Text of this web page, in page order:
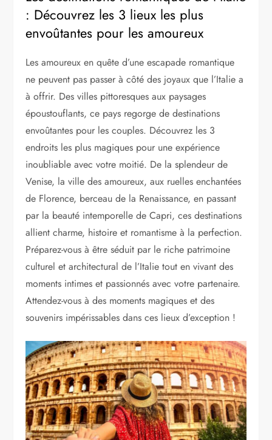
: Découvrez les 3 lieux les plus
envoûtantes pour les amoureux
Les amoureux en quête d’une escapade romantique
ne peuvent pas passer à côté des joyaux que l’Italie a
à offrir. Des villes pittoresques aux paysages
époustouflants, ce pays regorge de destinations
envoûtantes pour les couples. Découvrez les 3
endroits les plus magiques pour une expérience
inoubliable avec votre moitié. De la splendeur de
Venise, la ville des amoureux, aux ruelles enchantées
de Florence, berceau de la Renaissance, en passant
par la beauté intemporelle de Capri, ces destinations
allient charme, histoire et romantisme à la perfection.
Préparez-vous à être séduit par le riche patrimoine
culturel et architectural de l’Italie tout en vivant des
moments intimes et passionnés avec votre partenaire.
Attendez-vous à des moments magiques et des
souvenirs impérissables dans ces lieux d’exception !